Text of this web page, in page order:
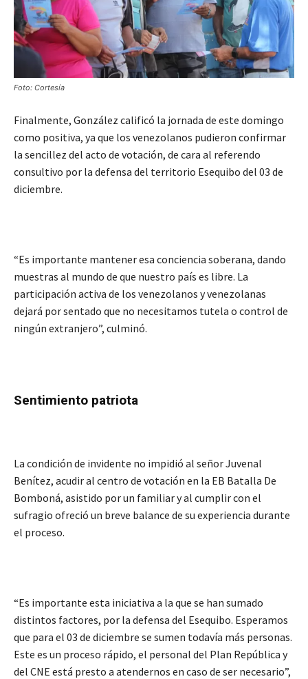
Foto: Cortesía
Finalmente, González calificó la jornada de este domingo
como positiva, ya que los venezolanos pudieron confirmar
la sencillez del acto de votación, de cara al referendo
consultivo por la defensa del territorio Esequibo del 03 de
diciembre.
“Es importante mantener esa conciencia soberana, dando
muestras al mundo de que nuestro país es libre. La
participación activa de los venezolanos y venezolanas
dejará por sentado que no necesitamos tutela o control de
ningún extranjero”, culminó.
Sentimiento patriota
La condición de invidente no impidió al señor Juvenal
Benítez, acudir al centro de votación en la EB Batalla De
Bomboná, asistido por un familiar y al cumplir con el
sufragio ofreció un breve balance de su experiencia durante
el proceso.
“Es importante esta iniciativa a la que se han sumado
distintos factores, por la defensa del Esequibo. Esperamos
que para el 03 de diciembre se sumen todavía más personas.
Este es un proceso rápido, el personal del Plan República y
del CNE está presto a atendernos en caso de ser necesario”,